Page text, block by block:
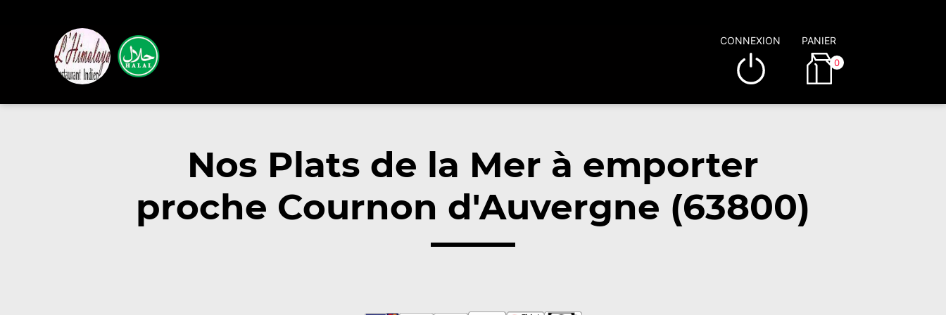
CONNEXION PANIER
0
Nos Plats de la Mer à emporter
proche Cournon d'Auvergne (63800)